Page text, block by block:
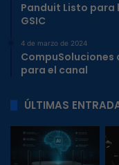
Panduit Listo para
GSIC
4 de marzo de 2024
para el canal
ÚLTIMAS